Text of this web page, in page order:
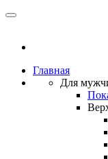
Главная
Для